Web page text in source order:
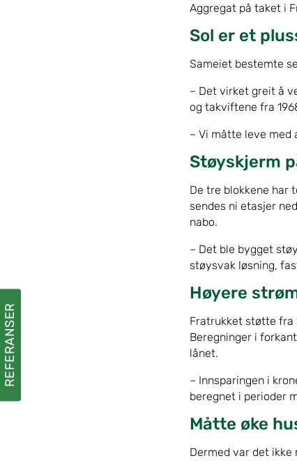
Aggregat på taket i
Sol er et
Sameiet bestemte
– Det virket greit å
og takviftene fra
– Vi måtte leve med
Støyskjerm
De tre blokkene har
sendes ni etasjer
nabo.
– Det ble bygget
støysvak løsning,
Høyere
Fratrukket støtte fra
Beregninger i
lånet.
– Innsparingen i
beregnet i perioder
Måtte øke
Dermed var det ikke
REFERANSER